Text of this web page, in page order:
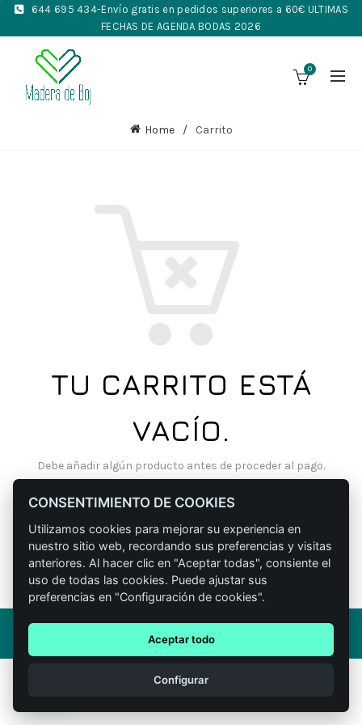
644 695 434-Envío gratis en pedidos superiores a 60€ ULTIMAS
FECHAS DE AGENDA BODAS 2026
0
Home Carrito
TU CARRITO ESTÁ
VACÍO.
Debe añadir algún producto antes de proceder al pago.
Seguro encuentra muchos productos interesantes en nuestra
tienda.
VOLVER A LA TIENDA
Madera de Boj . All rights reserved
1
CONSENTIMIENTO DE COOKIES
Utilizamos cookies para mejorar su experiencia en
nuestro sitio web, recordando sus preferencias y visitas
anteriores. Al hacer clic en "Aceptar todas", consiente el
uso de todas las cookies. Puede ajustar sus
preferencias en "Configuración de cookies".
Aceptar todo
Configurar